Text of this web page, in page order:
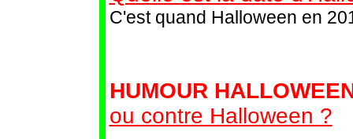
C'est quand Halloween en
HUMOUR
ou contre Halloween ?